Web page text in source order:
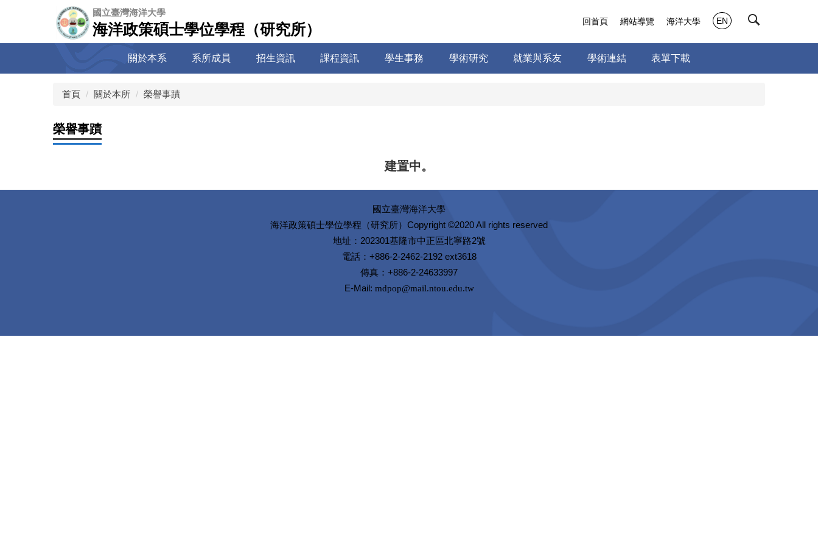
容
國立臺灣海洋大學
海洋政策碩士學位學程（研究所）
關於本系 系所成員 招生資訊 課程資訊 學生事務 學術研究 就業與系友 學術連結 表單下載
回首頁 網站導覽 海洋大學 EN
首頁 關於本所 榮譽事蹟
榮譽事蹟
建置中。
國立臺灣海洋大學
海洋政策碩士學位學程（研究所） Copyright ©2020 All rights reserved
地址：202301基隆市中正區北寧路2號
電話：+886-2-2462-2192 ext3618
傳真：+886-2-24633997
E-Mail: mdpop@mail.ntou.edu.tw